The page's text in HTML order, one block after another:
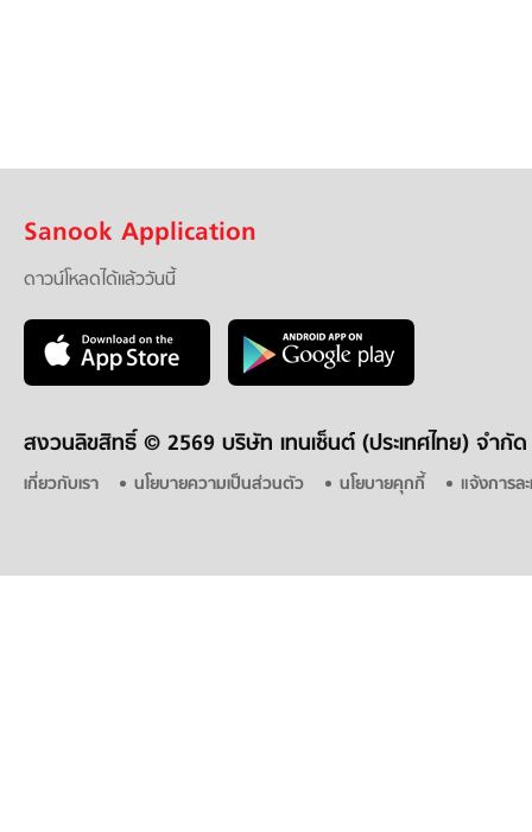
Sanook Application
ดาวน์โหลดได้แล้ววันนี้
สงวนลิขสิทธิ์ © 2569 บริษัท เทนเซ็นต์ (ประเทศไทย) จำกัด
เกี่ยวกับเรา นโยบายความเป็นส่วนตัว นโยบายคุกกี้ แจ้งการล